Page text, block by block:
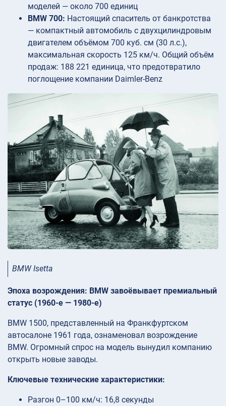
моделей — около 700 единиц
BMW 700: Настоящий спаситель от банкротства
— компактный автомобиль с двухцилиндровым
двигателем объёмом 700 куб. см (30 л.с.),
максимальная скорость 125 км/ч. Общий объём
продаж: 188 221 единица, что предотвратило
поглощение компании Daimler-Benz
BMW Isetta
Эпоха возрождения: BMW завоёвывает премиальный
статус (1960-е — 1980-е)
BMW 1500, представленный на Франкфуртском
автосалоне 1961 года, ознаменовал возрождение
BMW. Огромный спрос на модель вынудил компанию
открыть новые заводы.
Ключевые технические характеристики:
Разгон 0–100 км/ч: 16,8 секунды